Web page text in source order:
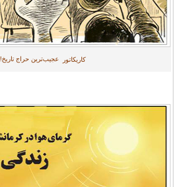
کاریکاتور عجیب‌ترین حراج تاریخ!